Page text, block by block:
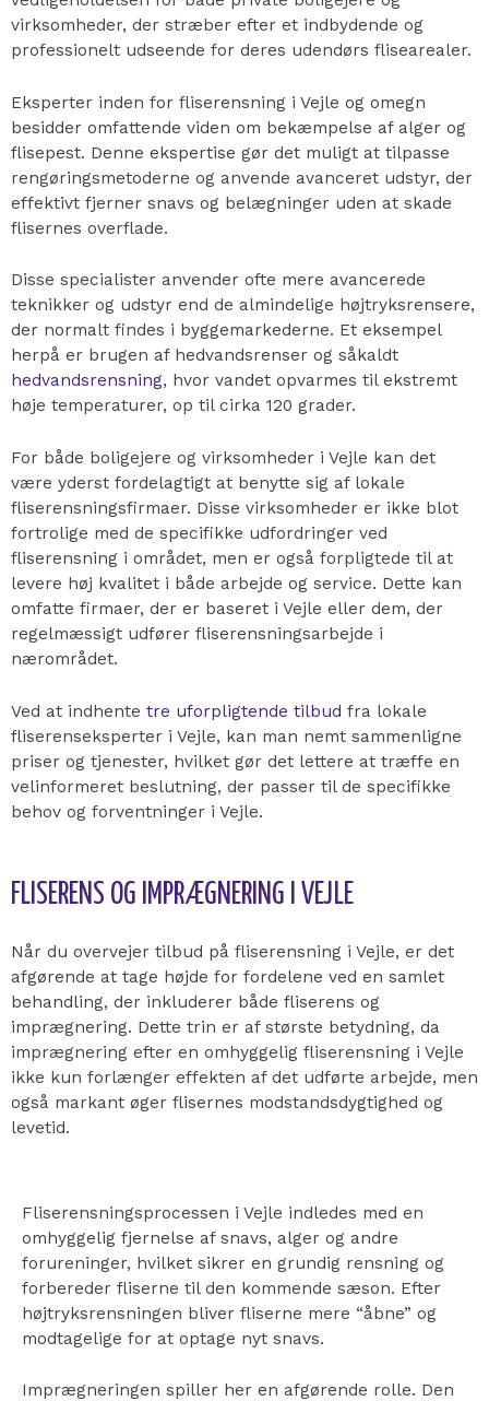
virksomheder, der stræber efter et indbydende og
professionelt udseende for deres udendørs flisearealer.
Eksperter inden for fliserensning i Vejle og omegn
besidder omfattende viden om bekæmpelse af alger og
flisepest. Denne ekspertise gør det muligt at tilpasse
rengøringsmetoderne og anvende avanceret udstyr, der
effektivt fjerner snavs og belægninger uden at skade
flisernes overflade.
Disse specialister anvender ofte mere avancerede
teknikker og udstyr end de almindelige højtryksrensere,
der normalt findes i byggemarkederne. Et eksempel
herpå er brugen af hedvandsrenser og såkaldt
hedvandsrensning, hvor vandet opvarmes til ekstremt
høje temperaturer, op til cirka 120 grader.
For både boligejere og virksomheder i Vejle kan det
være yderst fordelagtigt at benytte sig af lokale
fliserensningsfirmaer. Disse virksomheder er ikke blot
fortrolige med de specifikke udfordringer ved
fliserensning i området, men er også forpligtede til at
levere høj kvalitet i både arbejde og service. Dette kan
omfatte firmaer, der er baseret i Vejle eller dem, der
regelmæssigt udfører fliserensningsarbejde i
nærområdet.
Ved at indhente tre uforpligtende tilbud fra lokale
fliserenseksperter i Vejle, kan man nemt sammenligne
priser og tjenester, hvilket gør det lettere at træffe en
velinformeret beslutning, der passer til de specifikke
behov og forventninger i Vejle.
FLISERENS OG IMPRÆGNERING I VEJLE
Når du overvejer tilbud på fliserensning i Vejle, er det
afgørende at tage højde for fordelene ved en samlet
behandling, der inkluderer både fliserens og
imprægnering. Dette trin er af største betydning, da
imprægnering efter en omhyggelig fliserensning i Vejle
ikke kun forlænger effekten af det udførte arbejde, men
også markant øger flisernes modstandsdygtighed og
levetid.
Fliserensningsprocessen i Vejle indledes med en
omhyggelig fjernelse af snavs, alger og andre
forureninger, hvilket sikrer en grundig rensning og
forbereder fliserne til den kommende sæson. Efter
højtryksrensningen bliver fliserne mere “åbne” og
modtagelige for at optage nyt snavs.
Imprægneringen spiller her en afgørende rolle. Den